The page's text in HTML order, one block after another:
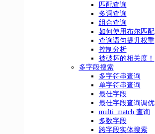
匹配查询
多词查询
组合查询
如何使用布尔匹配
查询语句提升权重
控制分析
被破坏的相关度！
多字段搜索
多字符串查询
单字符串查询
最佳字段
最佳字段查询调优
multi_match 查询
多数字段
跨字段实体搜索